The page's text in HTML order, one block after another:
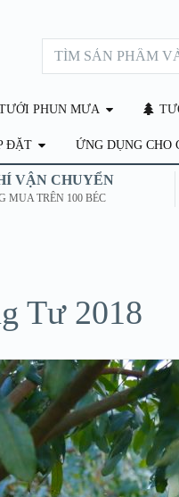
PHUN MƯA
ĐẶT ỨNG DỤNG CHO
VẬN CHUYỂN
MUA TRÊN 100 BÉC
Tư 2018